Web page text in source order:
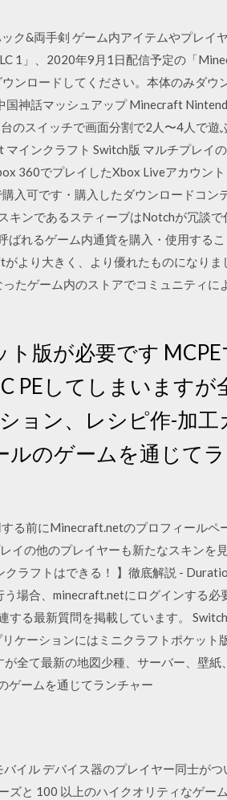
ク&両手剣 ゲーム内アイテムやプレイ
1」、2020年9月1日配信予定の「
ンロードしてください。本体のみダウ
国神話マッシュアップ Minecraft
のスイッチで画面分割で2人〜4人で遊
インクラフト Switch版 マルチプレイの
360でプレイしたXbox Liveアカウント
入可です・購入したダウンロードコン
ンであるスティーブはNotchが冗談で
れるゲーム内通貨を購入・使用するこ
より大きく、より優れたものになりま
たゲーム内のストアでコミュニティに
版が必要です MCPE
PEしてしまいますが
ョン、レシピ作-加工
ルのゲームを通じて
る前にMinecraft.netのプロフィールペ
イの他のプレイヤーも新たなスキンを
クラフトはできる！ 】徹底解説 -
場合、minecraft.netにログインする必
る最新質問を掲載しています。
ケーションにはミニクラフトポケット
全て最新の地図少種、サーバー、壁紙
ゲームを通じてランチャー
イル デバイス器のプレイヤー同士がつ
ズと 100 以上のハイクオリティなゲー